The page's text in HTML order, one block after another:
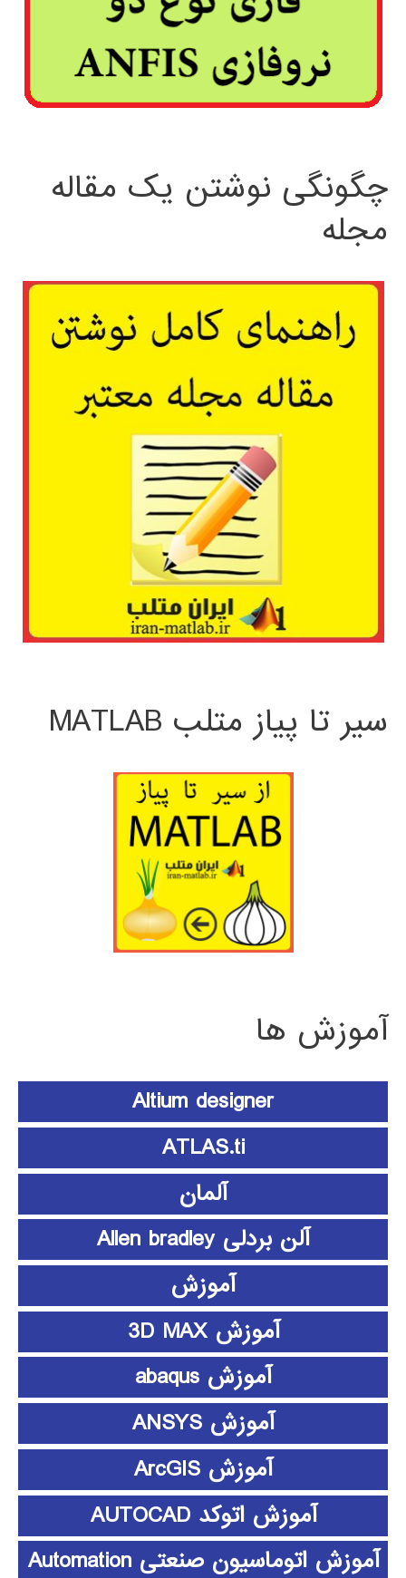
چگونگی نوشتن یک مقاله
مجله
سیر تا پیاز متلب MATLAB
آموزش ها
Altium designer
ATLAS.ti
آلمان
آلن بردلی Allen bradley
آموزش
آموزش 3D MAX
آموزش abaqus
آموزش ANSYS
آموزش ArcGIS
آموزش اتوکد AUTOCAD
آموزش اتوماسیون صنعتی Automation